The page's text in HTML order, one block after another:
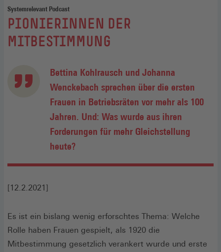
Systemrelevant Podcast
:
PIONIERINNEN DER
MITBESTIMMUNG
Bettina Kohlrausch und Johanna
Wenckebach sprechen über die ersten
Frauen in Betriebsräten vor mehr als 100
Jahren. Und: Was wurde aus ihren
Forderungen für mehr Gleichstellung
heute?
[12.2.2021]
Es ist ein bislang wenig erforschtes Thema: Welche
Rolle haben Frauen gespielt, als 1920 die
Mitbestimmung gesetzlich verankert wurde und erste